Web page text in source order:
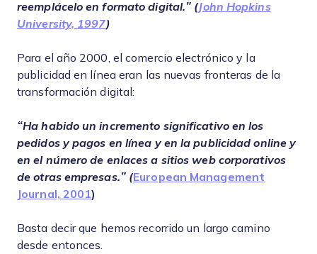
reemplácelo en formato digital.” (John Hopkins
University, 1997)
Para el año 2000, el comercio electrónico y la
publicidad en línea eran las nuevas fronteras de la
transformación digital:
“Ha habido un incremento significativo en los
pedidos y pagos en línea y en la publicidad online y
en el número de enlaces a sitios web corporativos
de otras empresas.” (European Management
Journal, 2001)
Basta decir que hemos recorrido un largo camino
desde entonces.